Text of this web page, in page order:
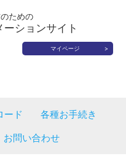
ための
ーションサイト
マイページ
ード
各種お手続き
お問い合わせ